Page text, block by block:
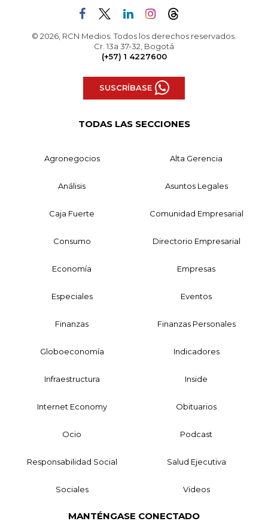
© 2026, RCN Medios. Todos los derechos reservados.
Cr. 13a 37-32, Bogotá
(+57) 1 4227600
SUSCRÍBASE
TODAS LAS SECCIONES
Agronegocios Alta Gerencia
Análisis Asuntos Legales
Caja Fuerte Comunidad Empresarial
Consumo Directorio Empresarial
Economía Empresas
Especiales Eventos
Finanzas Finanzas Personales
Globoeconomía Indicadores
Infraestructura Inside
Internet Economy Obituarios
Ocio Podcast
Responsabilidad Social Salud Ejecutiva
Sociales Videos
MANTÉNGASE CONECTADO